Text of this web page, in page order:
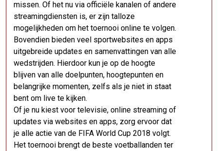
missen. Of het nu via officiële kanalen of andere
streamingdiensten is, er zijn talloze
mogelijkheden om het toernooi online te volgen.
Bovendien bieden veel sportwebsites en apps
uitgebreide updates en samenvattingen van alle
wedstrijden. Hierdoor kun je op de hoogte
blijven van alle doelpunten, hoogtepunten en
belangrijke momenten, zelfs als je niet in staat
bent om live te kijken.
Of je nu kiest voor televisie, online streaming of
updates via websites en apps, zorg ervoor dat
je alle actie van de FIFA World Cup 2018 volgt.
Het toernooi brengt de beste voetballanden ter